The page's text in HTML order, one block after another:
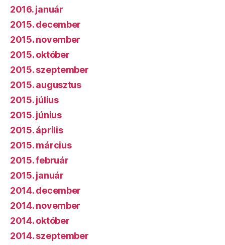
2016. január
2015. december
2015. november
2015. október
2015. szeptember
2015. augusztus
2015. július
2015. június
2015. április
2015. március
2015. február
2015. január
2014. december
2014. november
2014. október
2014. szeptember